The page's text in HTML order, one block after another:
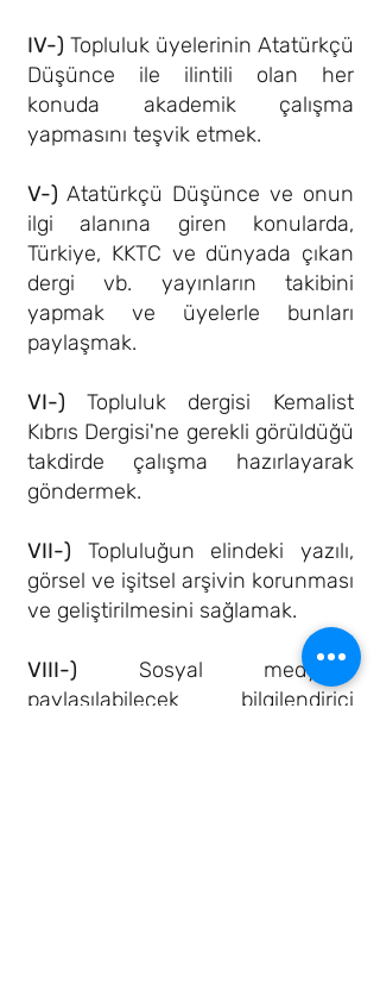
IV-) Topluluk üyelerinin Atatürkçü
Düşünce ile ilintili olan her
konuda akademik çalışma
yapmasını teşvik etmek.
V-) Atatürkçü Düşünce ve onun
ilgi alanına giren konularda,
Türkiye, KKTC ve dünyada çıkan
dergi vb. yayınların takibini
yapmak ve üyelerle bunları
paylaşmak.
VI-) Topluluk dergisi Kemalist
Kıbrıs Dergisi'ne gerekli görüldüğü
takdirde çalışma hazırlayarak
göndermek.
VII-) Topluluğun elindeki yazılı,
görsel ve işitsel arşivin korunması
ve geliştirilmesini sağlamak.
VIII-) Sosyal medyada
paylaşılabilecek bilgilendirici